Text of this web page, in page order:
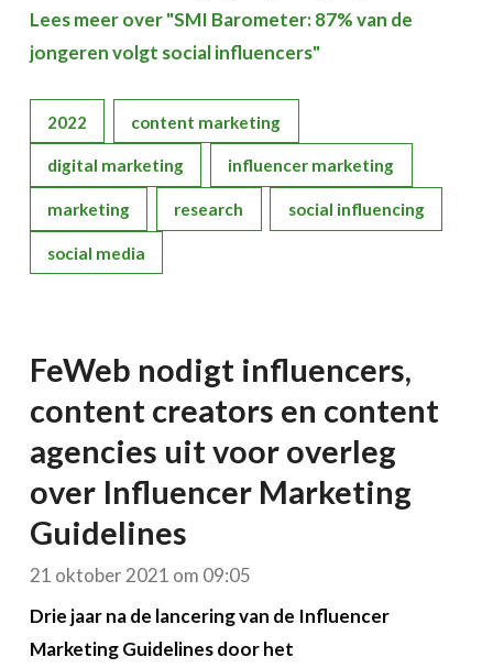
Lees meer over "SMI Barometer: 87% van de
jongeren volgt social influencers"
2022 content marketing
digital marketing influencer marketing
marketing research social influencing
social media
FeWeb nodigt influencers,
content creators en content
agencies uit voor overleg
over Influencer Marketing
Guidelines
21 oktober 2021 om 09:05
Drie jaar na de lancering van de Influencer
Marketing Guidelines door het